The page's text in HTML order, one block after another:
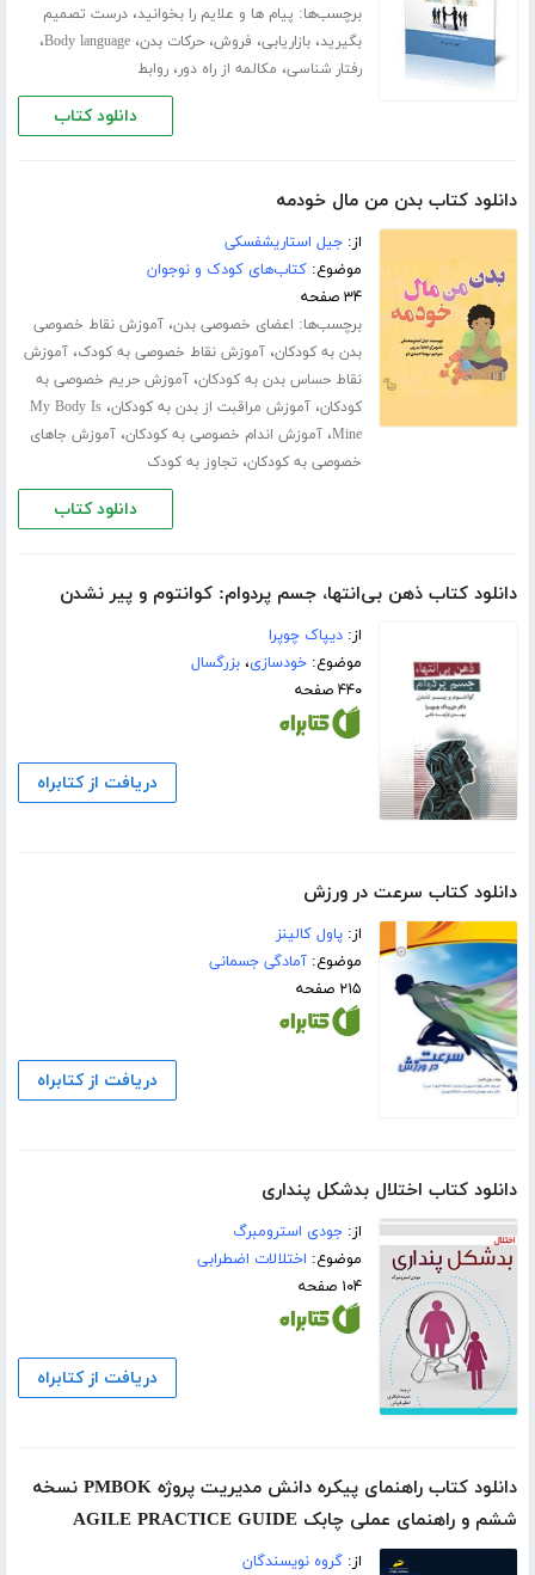
برچسب‌ها: پیام ها و علایم را بخوانید،درست تصمیم
بگیرید،بازاریابی، فروش،حرکات بدن،Body language،
رفتار شناسی، مکالمه از راه دور،روابط
دانلود کتاب
دانلود کتاب بدن من مال خودمه
از:جیل استاریشفسکی
موضوع:کتاب‌های کودک و نوجوان
۳۴ صفحه
برچسب‌ها: اعضای خصوصی بدن،آموزش نقاط خصوصی
بدن به کودکان،آموزش نقاط خصوصی به کودک،آموزش
نقاط حساس بدن به کودکان،آموزش حریم خصوصی به
کودکان،آموزش مراقبت از بدن به کودکان،My Body Is
Mine،آموزش اندام خصوصی به کودکان،آموزش جاهای
خصوصی به کودکان، تجاوز به کودک
دانلود کتاب
دانلود کتاب ذهن بی‌انتها، جسم پردوام: کوانتوم و پیر نشدن
از:دیپاک چوپرا
موضوع:خودسازی،بزرگسال
۴۴۰ صفحه
دریافت از کتابراه
دانلود کتاب سرعت در ورزش
از:پاول کالینز
موضوع:آمادگی جسمانی
۲۱۵ صفحه
دریافت از کتابراه
دانلود کتاب اختلال بدشکل پنداری
از:جودی استرومبرگ
موضوع: اختلالات اضطرابی
۱۰۴ صفحه
دریافت از کتابراه
دانلود کتاب راهنمای پیکره دانش مدیریت پروژه PMBOK نسخه
ششم و راهنمای عملی چابک AGILE PRACTICE GUIDE
از:گروه نویسندگان